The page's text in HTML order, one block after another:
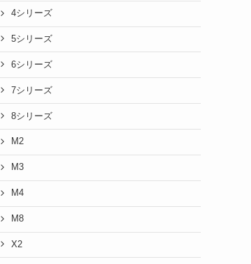
4シリーズ
5シリーズ
6シリーズ
7シリーズ
8シリーズ
M2
M3
M4
M8
X2